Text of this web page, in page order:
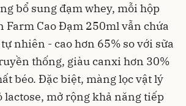
bổ sung đạm whey, mỗi hộp
Farm Cao Đạm 250ml vẫn chứa
nhiên - cao hơn 65% so với sữa
thống, giàu canxi hơn 30%
béo. Đặc biệt, màng lọc vật lý
lactose, mở rộng khả năng tiếp